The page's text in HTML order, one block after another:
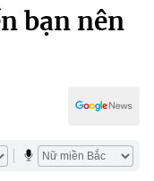
bạn nên